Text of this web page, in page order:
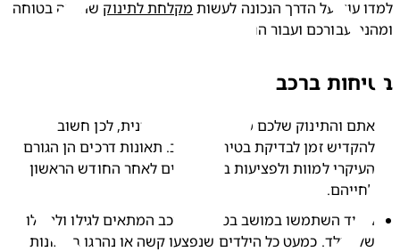
עוד על הדרך הנכונה לעשות מקלחת לתינוק
שתהיה בטוחה
עבורכם ועבור התינוק.
ברכב
אתם והתינוק שלכם מבלים זמן רב במכונית, לכן חשוב
להקדיש זמן לבדיקת בטיחות הרכב. תאונות דרכים הן הגורם
העיקרי למוות ולפציעות בקרב ילדים לאחר החודש הראשון
תמיד השתמשו במושב בטיחות לרכב המתאים לגילו ולגודלו
של הילד. כמעט כל הילדים שנפצעו קשה או נהרגו בתאונות